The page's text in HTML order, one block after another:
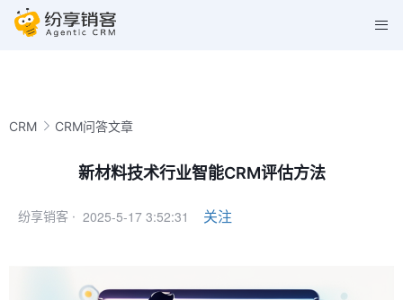
CRM CRM问答文章
新材料技术行业智能CRM评估方法
纷享销客 · 2025-5-17 3:52:31 关注